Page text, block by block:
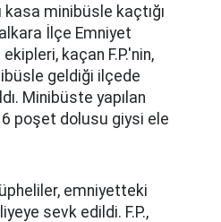
kasa minibüsle kaçtığı
İlçe Emniyet
kaçan F.P.'nin,
geldiği ilçede
Minibüste yapılan
poşet dolusu giysi ele
emniyetteki
sevk edildi. F.P.,